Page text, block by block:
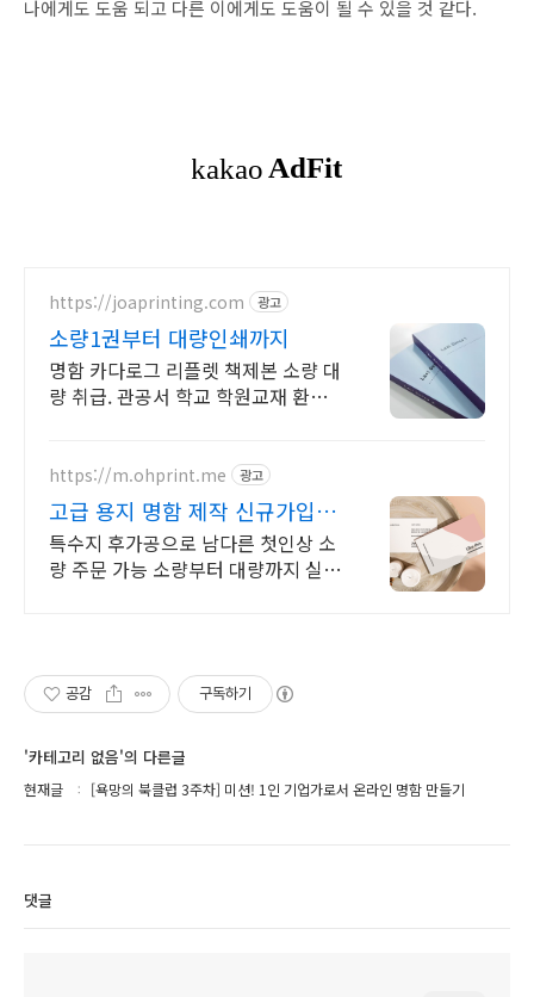
나에게도 도움 되고 다른 이에게도 도움이 될 수 있을 것 같다.
https://joaprinting.com 광고
소량1권부터 대량인쇄까지
명함 카다로그 리플렛 책제본 소량 대
량 취급. 관공서 학교 학원교재 환영
https://m.ohprint.me 광고
고급 용지 명함 제작 신규가입
시, 쿠폰팩 지급!
특수지 후가공으로 남다른 첫인상 소
량 주문 가능 소량부터 대량까지 실속
공감 구독하기
'카테고리 없음'의 다른글
현재글 [욕망의 북클럽 3주차] 미션! 1인 기업가로서 온라인 명함 만들기
댓글